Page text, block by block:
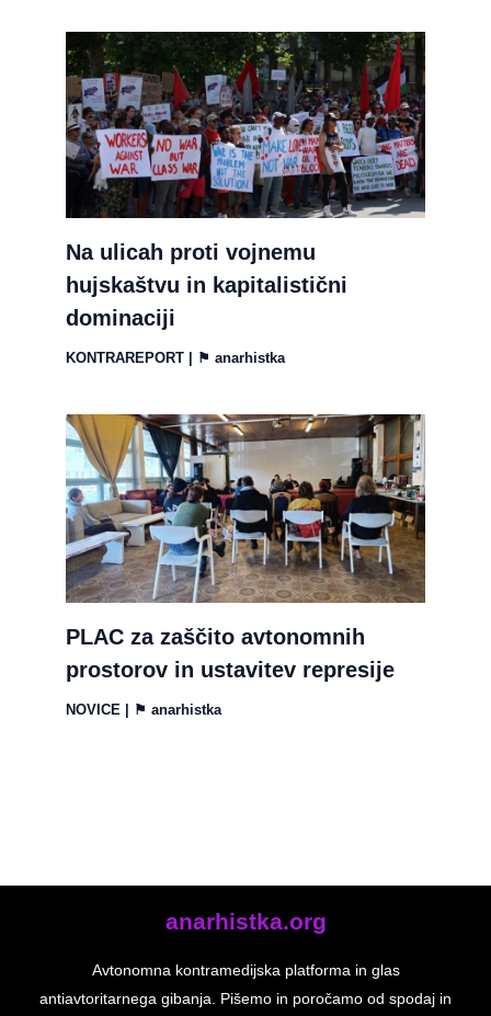
Na ulicah proti vojnemu
hujskaštvu in kapitalistični
dominaciji
KONTRAREPORT | ⚑ anarhistka
PLAC za zaščito avtonomnih
prostorov in ustavitev represije
NOVICE | ⚑ anarhistka
anarhistka.org
Avtonomna kontramedijska platforma in glas
antiavtoritarnega gibanja. Pišemo in poročamo od spodaj in